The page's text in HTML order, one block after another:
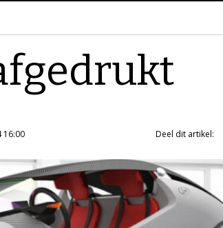
16:00 Deel dit artikel: